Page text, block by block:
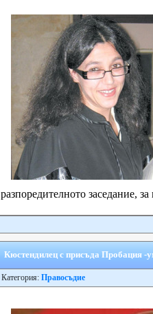
разпоредителното заседание, за
Кюстендилец с присъда Пробация -
Категория: Правосъдие